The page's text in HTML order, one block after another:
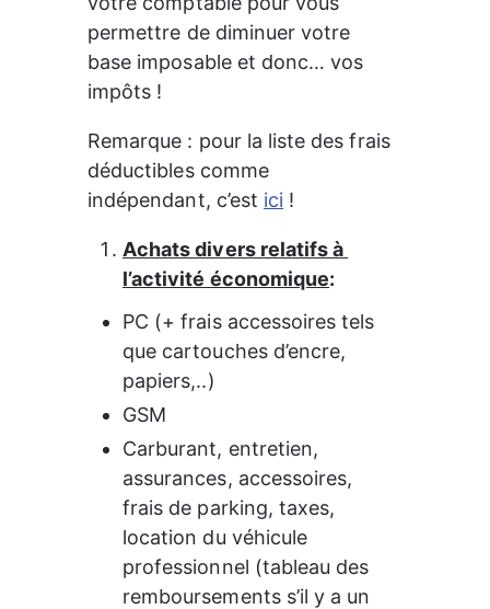
permettre de diminuer votre
base imposable et donc… vos
impôts !
Remarque : pour la liste des frais
déductibles comme
indépendant, c’est ici !
Achats divers relatifs à
l’activité économique:
PC (+ frais accessoires tels
que cartouches d’encre,
papiers,..)
GSM
Carburant, entretien,
assurances, accessoires,
frais de parking, taxes,
location du véhicule
professionnel (tableau des
remboursements s’il y a un